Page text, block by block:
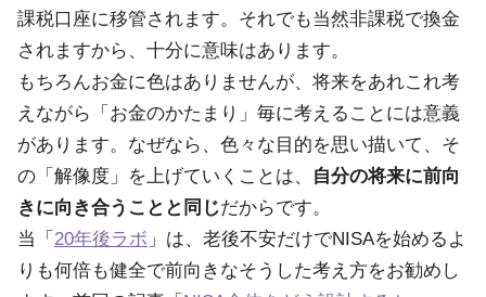
課税口座に移管されます。それでも当然非課税で換金
されますから、十分に意味はあります。
もちろんお金に色はありませんが、将来をあれこれ考
えながら「お金のかたまり」毎に考えることには意義
があります。なぜなら、色々な目的を思い描いて、そ
の「解像度」を上げていくことは、
自分の将来に前向
きに向き合うことと同じだからです。
当「 20年後ラボ 」は、老後不安だけでNISAを始めるよ
りも何倍も健全で前向きなそうした考え方をお勧めし